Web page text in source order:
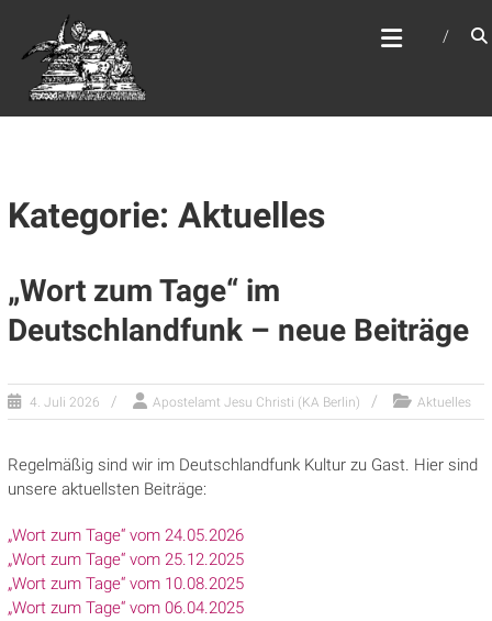
springen
WEBSITE DES
APOSTELAMTES JESU
CHRISTI KÖR
Kategorie: Aktuelles
„Wort zum Tage“ im
Deutschlandfunk – neue Beiträge
4. Juli 2026 Apostelamt Jesu Christi (KA Berlin) Aktuelles
Regelmäßig sind wir im Deutschlandfunk Kultur zu Gast. Hier sind
unsere aktuellsten Beiträge:
„Wort zum Tage“ vom 24.05.2026
„Wort zum Tage“ vom 25.12.2025
„Wort zum Tage“ vom 10.08.2025
„Wort zum Tage“ vom 06.04.2025